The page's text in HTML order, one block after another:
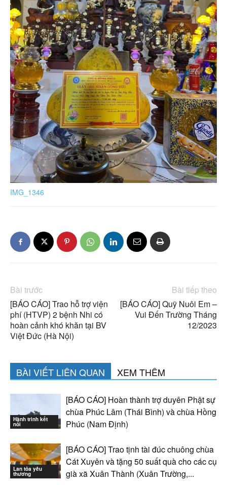
IMG_1346
Bài trước
[BÁO CÁO] Trao hỗ trợ viện
phí (HTVP) 2 bệnh Nhi có
hoàn cảnh khó khăn tại BV
Việt Đức (Hà Nội)
Bài tiếp theo
[BÁO CÁO] Quỹ Nuôi Em –
Vui Đến Trường Tháng
12/2023
BÀI VIẾT LIÊN QUAN XEM THÊM
Hành trình kết
nối
[BÁO CÁO] Hoàn thành trợ duyên Phật sự
chùa Phúc Lâm (Thái Bình) và chùa Hồng
Phúc (Nam Định)
Lan tỏa yêu
thương
[BÁO CÁO] Trao tịnh tài đúc chuông chùa
Cát Xuyên và tặng 50 suất quà cho các cụ
già xã Xuân Thành (Xuân Trường,...